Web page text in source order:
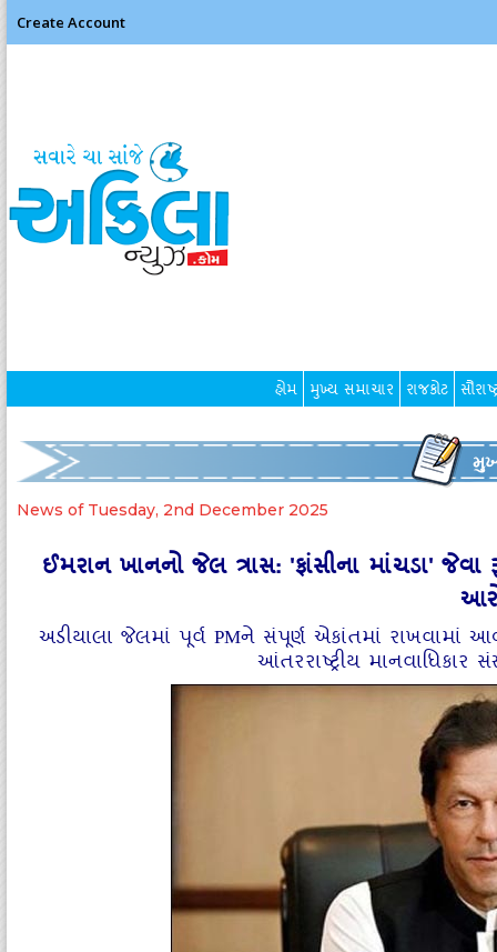
Create Account
હોમ મુખ્ય સમાચાર રાજકોટ
News of Tuesday, 2nd December 2025
ઈમરાન ખાનનો જેલ ત્રાસ: 'ફાંસીના માંચડા'
અડીયાલા જેલમાં પૂર્વ PMને સંપૂર્ણ એકાંતમાં રાખવામાં
આંતરરાષ્ટ્રીય માનવાધિકાર